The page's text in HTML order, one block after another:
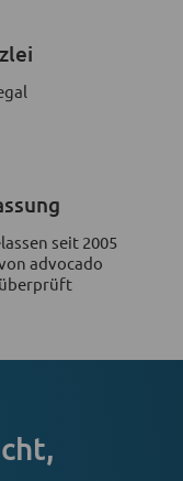
seit 2005
advocado
überprüft